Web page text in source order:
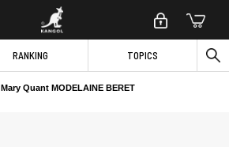
RANKING TOPICS
Mary Quant MODELAINE BERET